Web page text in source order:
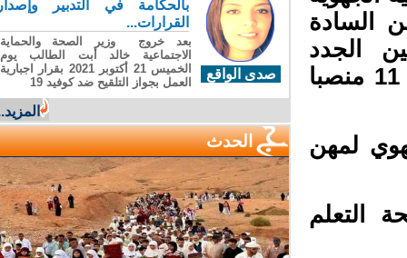
عدد من السادة
الجدد
بمختلف المؤسسات على مستوى الجهة وهمت 11 منصبا
لمهن
التعلم
صدى الواقع
بالحكامة في التدبير وإصدار
القرارات...
بعد خروج وزير الصحة والحماية
الاجتماعية خالد أبت الطالب يوم
الخميس 21 أكتوبر 2021 بقرار اجبارية
العمل بجواز التلقيح ضد كوفيد 19
المزيد...
الحدث